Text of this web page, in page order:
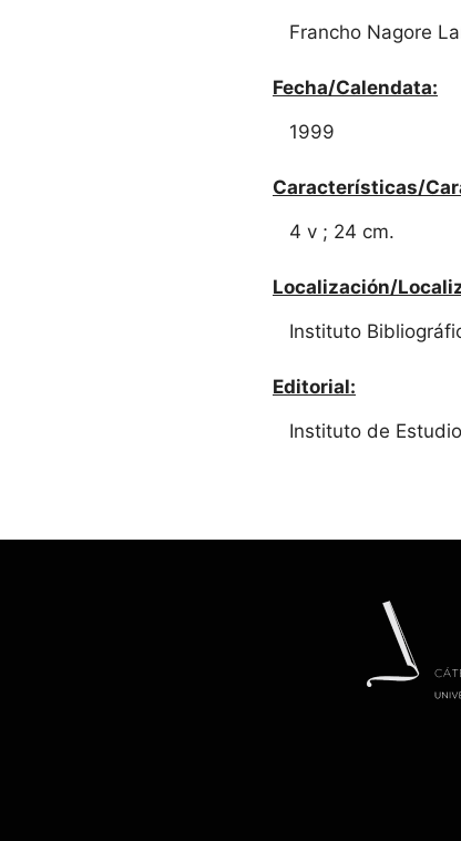
Francho Nagore
Fecha/Calendata:
1999
Características/
4 v ; 24 cm.
Localización/
Instituto
Editorial:
Instituto de